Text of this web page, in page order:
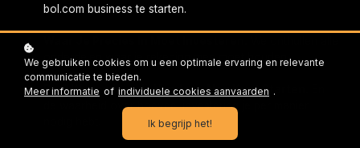
bol.com business te starten.
onderdelen waar je rekening mee moet houden.
De 3 Wegen Hoe Jij Vandaag Nog Kunt Starten.
de waarheid over hoeveel investering je per manier
We gebruiken cookies om u een optimale ervaring en relevante
communicatie te bieden.
Meer informatie of individuele cookies aanvaarden .
Ik begrijp het!